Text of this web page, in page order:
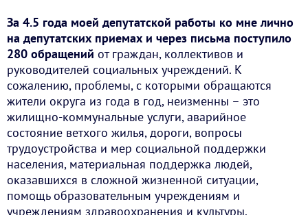
За 4.5 года моей депутатской работы ко мне лично
на депутатских приемах и через письма поступило
280 обращений от граждан, коллективов и
руководителей социальных учреждений. К
сожалению, проблемы, с которыми обращаются
жители округа из года в год, неизменны – это
жилищно-коммунальные услуги, аварийное
состояние ветхого жилья, дороги, вопросы
трудоустройства и мер социальной поддержки
населения, материальная поддержка людей,
оказавшихся в сложной жизненной ситуации,
помощь образовательным учреждениям и
учреждениям здравоохранения и культуры.